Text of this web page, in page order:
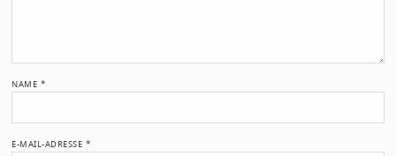
NAME *
E-MAIL-ADRESSE *